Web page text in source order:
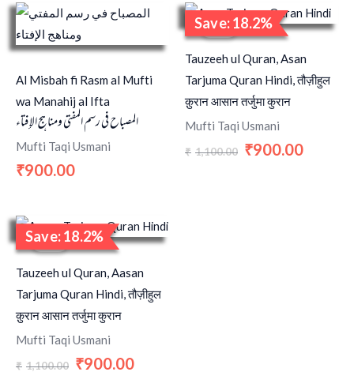
Al Misbah fi Rasm al Mufti
wa Manahij al Ifta
المصباح في رسم المفتي ومناهج الإفتاء
Mufti Taqi Usmani
₹900.00
Save: 18.2%
Sale!
Tauzeeh ul Quran, Asan
Tarjuma Quran Hindi, तौज़ीहुल
क़ुरान आसान तर्जुमा कुरान
Mufti Taqi Usmani
₹ 1,100.00
Original
price
was:
₹1,100.00.
₹900.00
Current
price
₹900.00.
Save: 18.2%
Sale!
Tauzeeh ul Quran, Aasan
Tarjuma Quran Hindi, तौज़ीहुल
क़ुरान आसान तर्जुमा कुरान
Mufti Taqi Usmani
₹ 1,100.00
Original
price
was:
₹1,100.00.
₹900.00
Current
price